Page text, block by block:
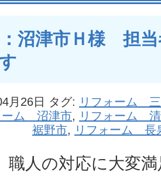
：沼津市Ｈ様 担
月26日 タグ: リフォーム
ーム 沼津市, リフォーム
裾野市, リフォーム 長
職人の対応に大変